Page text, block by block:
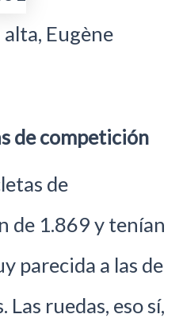
Eugène
de competición
de
de 1.869 y tenían
parecida a las de
ruedas, eso sí,